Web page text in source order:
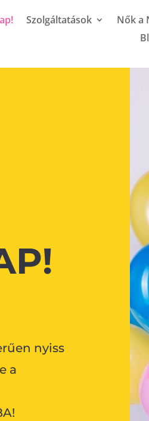
Szolgáltatások Nők a
nyiss
a